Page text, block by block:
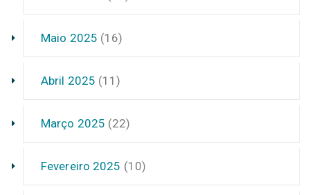
Maio 2025 (16)
Abril 2025 (11)
Março 2025 (22)
Fevereiro 2025 (10)